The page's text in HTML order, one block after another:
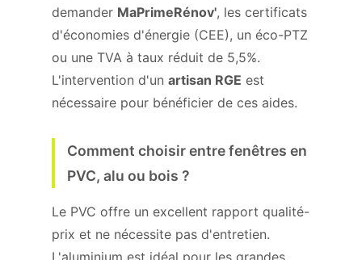
demander MaPrimeRénov', les certificats
d'économies d'énergie (CEE), un éco-PTZ
ou une TVA à taux réduit de 5,5%.
L'intervention d'un artisan RGE est
nécessaire pour bénéficier de ces aides.
Comment choisir entre fenêtres en
PVC, alu ou bois ?
Le PVC offre un excellent rapport qualité-
prix et ne nécessite pas d'entretien.
L'aluminium est idéal pour les grandes